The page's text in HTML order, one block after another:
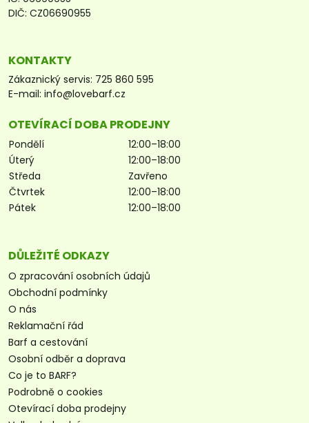
DIČ: CZ06690955
KONTAKTY
Zákaznický servis: 725 860 595
E-mail: info@lovebarf.cz
OTEVÍRACÍ DOBA PRODEJNY
Pondělí
12:00–18:00
Úterý
12:00–18:00
Středa
Zavřeno
Čtvrtek
12:00–18:00
Pátek
12:00–18:00
DŮLEŽITÉ ODKAZY
O zpracování osobních údajů
Obchodní podmínky
O nás
Reklamační řád
Barf a cestování
Osobní odběr a doprava
Co je to BARF?
Podrobně o cookies
Otevírací doba prodejny